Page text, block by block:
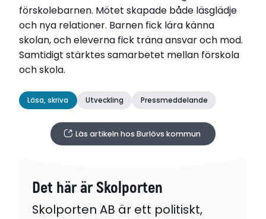
förskolebarnen. Mötet skapade både läsglädje
och nya relationer. Barnen fick lära känna
skolan, och eleverna fick träna ansvar och mod.
Samtidigt stärktes samarbetet mellan förskola
och skola.
Läsa, skriva Utveckling Pressmeddelande
Läs artikeln hos Burlövs kommun
Det här är Skolporten
Skolporten AB är ett politiskt,